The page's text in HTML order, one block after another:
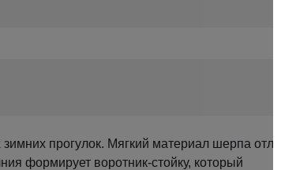
прогулок. Мягкий материал шерпа отлично
формирует воротник-стойку, который